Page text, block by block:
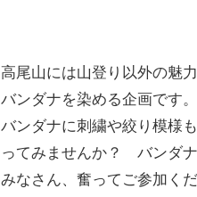
高尾山には山登り以外の魅
バンダナを染める企画です。
バンダナに刺繍や絞り模様
ってみませんか？ バンダナ
みなさん、奮ってご参加くだ